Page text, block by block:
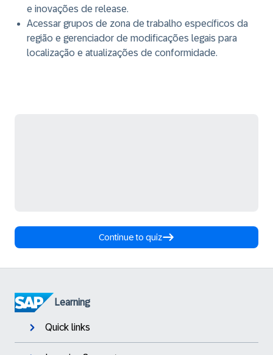
e inovações de release.
Acessar grupos de zona de trabalho específicos da
região e gerenciador de modificações legais para
localização e atualizações de conformidade.
Continue to quiz
Learning
Quick links